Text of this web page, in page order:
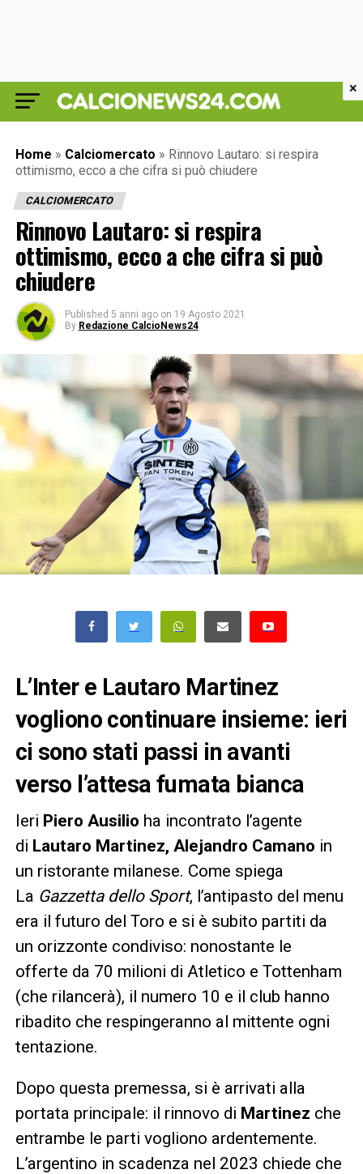
Home » Calciomercato » Rinnovo Lautaro: si respira
ottimismo, ecco a che cifra si può chiudere
CALCIOMERCATO
Rinnovo Lautaro: si respira
ottimismo, ecco a che cifra si può
chiudere
Published 5 anni ago on 19 Agosto 2021
By Redazione CalcioNews24
L’Inter e Lautaro Martinez
vogliono continuare insieme: ieri
ci sono stati passi in avanti
verso l’attesa fumata bianca
Ieri Piero Ausilio ha incontrato l’agente
di Lautaro Martinez, Alejandro Camano in
un ristorante milanese. Come spiega
La Gazzetta dello Sport, l’antipasto del menu
era il futuro del Toro e si è subito partiti da
un orizzonte condiviso: nonostante le
offerte da 70 milioni di Atletico e Tottenham
(che rilancerà), il numero 10 e il club hanno
ribadito che respingeranno al mittente ogni
tentazione.
Dopo questa premessa, si è arrivati alla
portata principale: il rinnovo di Martinez che
entrambe le parti vogliono ardentemente.
L’argentino in scadenza nel 2023 chiede che
×